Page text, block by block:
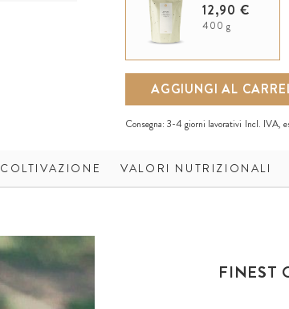
12,90 €
400 g
AGGIUNGI AL
Consegna: 3-4 giorni lavorativi Incl. IVA,
COLTIVAZIONE VALORI NUTRIZIONALI
FINEST